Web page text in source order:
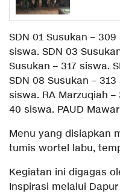
SDN 01 Susukan –
siswa. SDN 03
Susukan – 317 siswa.
SDN 08 Susukan – 313
siswa. RA Marzuqiah
40 siswa. PAUD
Menu yang disiapkan
tumis wortel labu,
Kegiatan ini digagas
Inspirasi melalui